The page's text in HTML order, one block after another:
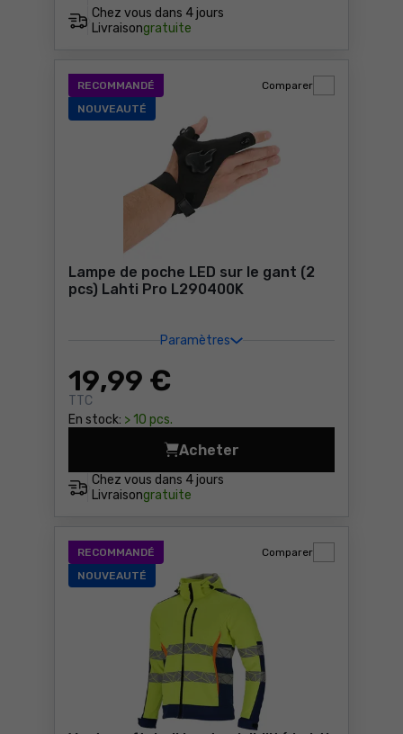
Chez vous dans 4 jours
Livraisongratuite
RECOMMANDÉ
NOUVEAUTÉ
Lampe de poche LED sur le gant (2
pcs) Lahti Pro L290400K
Paramètres
19,99 €
TTC
En stock: > 10 pcs.
Comparer
Chez vous dans 4 jours
Livraisongratuite
Acheter
Lampe de poche LED sur
RECOMMANDÉ
NOUVEAUTÉ
Comparer